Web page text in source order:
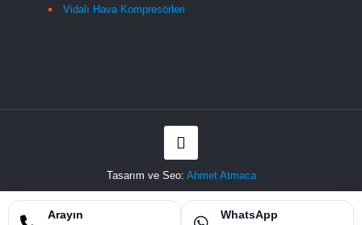
Vidalı Hava Kompresörleri
Tasarım ve Seo: Ahmet Atmaca
Sitemap
Arayın WhatsApp